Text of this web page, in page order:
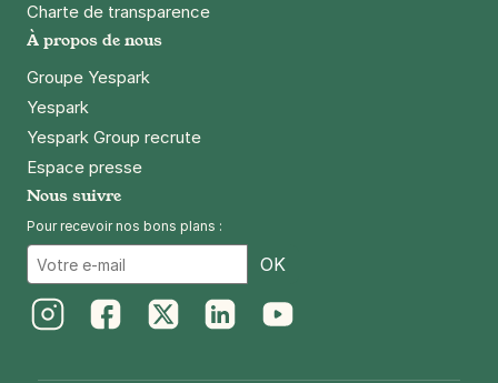
Charte de transparence
À propos de nous
Groupe Yespark
Yespark
Yespark Group recrute
Espace presse
Nous suivre
Pour recevoir nos bons plans :
OK